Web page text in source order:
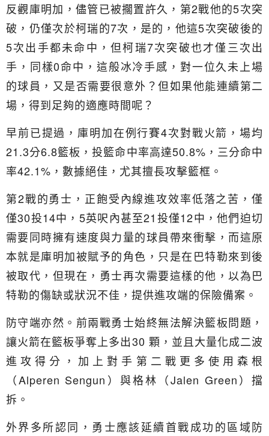
反觀庫明加，儘管已被擱置許久，第2戰他的5次突
破，仍僅次於柯瑞的7次，是的，他這5次突破後的
5次出手都未命中，但柯瑞7次突破也才僅三次出
手，同樣0命中，這般冰冷手感，對一位久未上場
的球員，又是否需要很意外？但如果他能連續第二
場，得到足夠的適應時間呢？
早前已提過，庫明加在例行賽4次對戰火箭，場均
21.3分6.8籃板，投籃命中率高達50.8%，三分命中
率42.1%，數據絕佳，尤其擅長攻擊籃框。
第2戰的勇士，正飽受內線進攻效率低落之苦，僅
僅30投14中，5英呎內甚至21投僅12中，他們迫切
需要同時擁有速度與力量的球員帶來衝擊，而這原
本就是庫明加被賦予的角色，只是在巴特勒來到後
被取代，但現在，勇士再次需要這樣的他，以為巴
特勒的傷缺或狀況不佳，提供進攻端的保險備案。
防守端亦然。前兩戰勇士始終無法解決籃板問題，
讓火箭在籃板爭奪上多出30 顆，並且大量化成二波
進攻得分，加上對手第二戰更多使用森根
（Alperen Sengun）與格林（Jalen Green）擋
拆。
外界多所認同，勇士應該延續首戰成功的區域防